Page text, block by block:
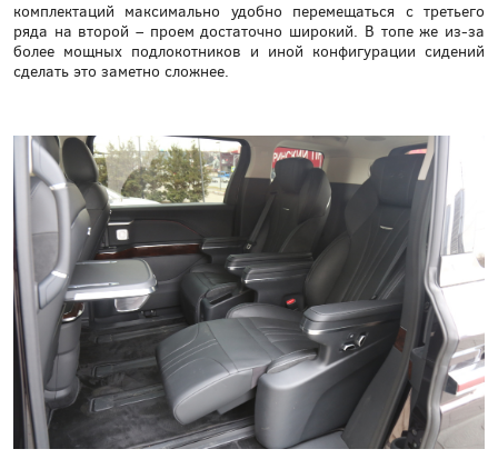
комплектаций максимально удобно перемещаться с третьего
ряда на второй – проем достаточно широкий. В топе же из-за
более мощных подлокотников и иной конфигурации сидений
сделать это заметно сложнее.